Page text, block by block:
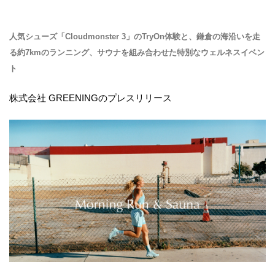
人気シューズ「Cloudmonster 3」のTryOn体験と、鎌倉の海沿いを走
る約7kmのランニング、サウナを組み合わせた特別なウェルネスイベン
ト
株式会社 GREENINGのプレスリリース